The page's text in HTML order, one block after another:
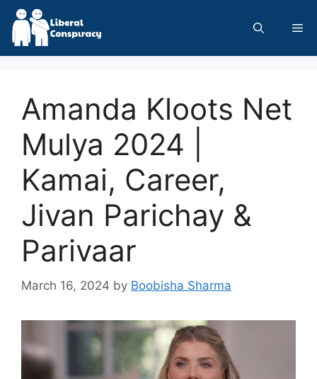
Skip
content
Amanda Kloots Net
Mulya 2024 |
Kamai, Career,
Jivan Parichay &
Parivaar
March 16, 2024 by Boobisha Sharma